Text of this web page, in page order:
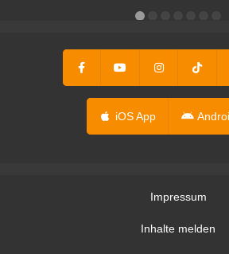
iOS App
Impressum
Inhalte melden